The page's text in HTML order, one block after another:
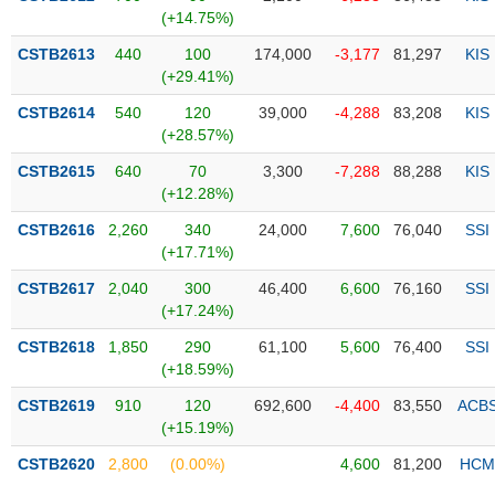
Giao
Tài
Phân
kỹ
Hồ
doanh
nghiệp
Tin
tức
kiện
(+14.75%)
CSTB2613 440
100
(+29.41%)
174,000 -3,177 81,297 KIS
CSTB2614 540
120
(+28.57%)
39,000 -4,288 83,208 KIS
CSTB2615 640
70
(+12.28%)
3,300 -7,288 88,288 KIS
CSTB2616 2,260
340
(+17.71%)
24,000 7,600 76,040 SSI
CSTB2617 2,040
300
(+17.24%)
46,400 6,600 76,160 SSI
CSTB2618 1,850
290
(+18.59%)
61,100 5,600 76,400 SSI
CSTB2619 910
120
(+15.19%)
692,600 -4,400 83,550
CSTB2620 2,800 (0.00%) 4,600 81,200 HCM
SECTOR
NĂNG
LƯỢNG
NGUYÊN
LIỆU
CÔNG
NGHIỆP